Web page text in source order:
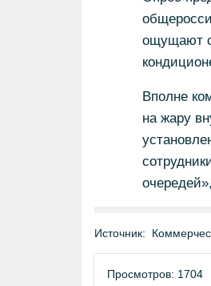
ощущают
Вполне
на жару
очередей»,
Источник:
Просмотров: 1704